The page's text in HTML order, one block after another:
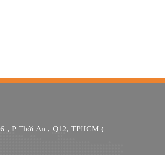
, P Thới An , Q12, TPHCM (